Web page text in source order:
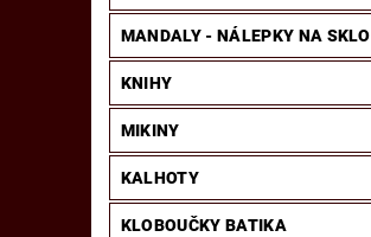
MANDALY - NÁLEPKY NA SKLO
KNIHY
MIKINY
KALHOTY
KLOBOUČKY BATIKA